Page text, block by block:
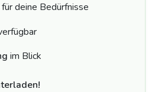
für deine Bedürfnisse
im Blick